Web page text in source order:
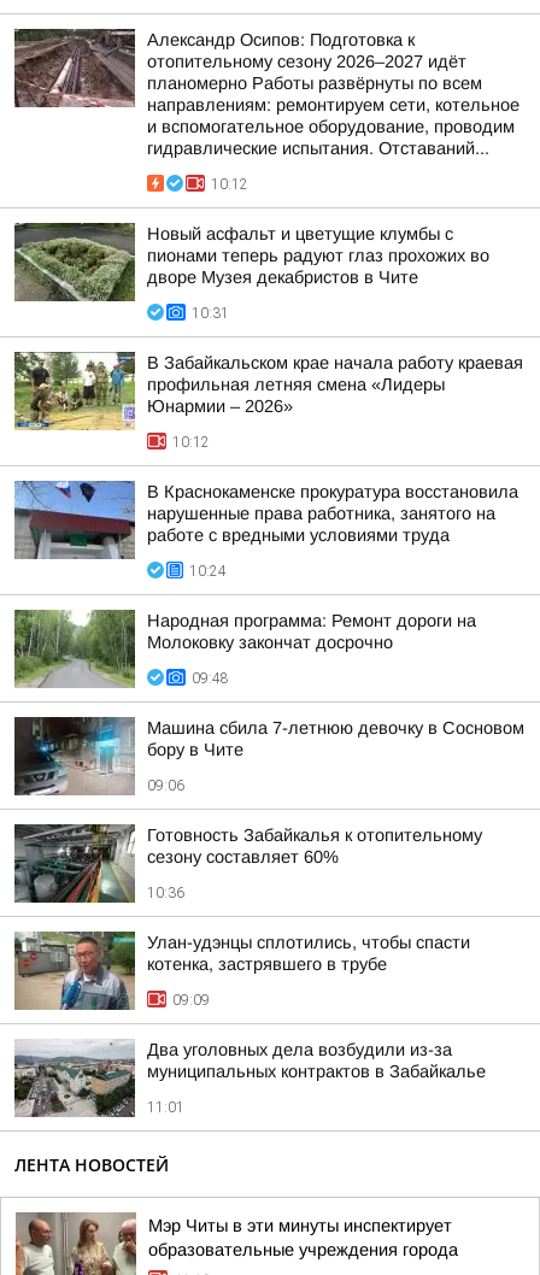
Александр Осипов: Подготовка к
отопительному сезону 2026–2027 идёт
планомерно Работы развёрнуты по всем
направлениям: ремонтируем сети, котельное
и вспомогательное оборудование, проводим
гидравлические испытания. Отставаний...
10:12
Новый асфальт и цветущие клумбы с
пионами теперь радуют глаз прохожих во
дворе Музея декабристов в Чите
10:31
В Забайкальском крае начала работу краевая
профильная летняя смена «Лидеры
Юнармии – 2026»
10:12
В Краснокаменске прокуратура восстановила
нарушенные права работника, занятого на
работе с вредными условиями труда
10:24
Народная программа: Ремонт дороги на
Молоковку закончат досрочно
09:48
Машина сбила 7-летнюю девочку в Сосновом
бору в Чите
09:06
Готовность Забайкалья к отопительному
сезону составляет 60%
10:36
Улан-удэнцы сплотились, чтобы спасти
котенка, застрявшего в трубе
09:09
Два уголовных дела возбудили из-за
муниципальных контрактов в Забайкалье
11:01
ЛЕНТА НОВОСТЕЙ
Мэр Читы в эти минуты инспектирует
образовательные учреждения города